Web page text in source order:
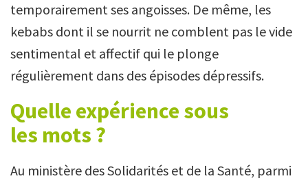
temporairement ses angoisses. De même, les
kebabs dont il se nourrit ne comblent pas le vide
sentimental et affectif qui le plonge
régulièrement dans des épisodes dépressifs.
Quelle expérience sous
les mots ?
Au ministère des Solidarités et de la Santé, parmi